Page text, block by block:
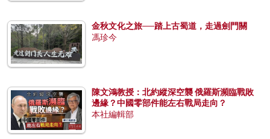
金秋文化之旅──踏上古蜀道，走過劍門關
馮珍今
陳文鴻教授：北約縱深空襲 俄羅斯瀕臨戰敗
邊緣？中國零部件能左右戰局走向？
本社編輯部